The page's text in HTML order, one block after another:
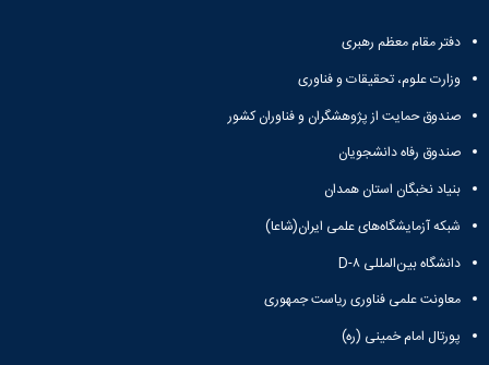
معاونت
آموزشی
معاونت
پژوهشی
تحصیلات
تکمیلی
دفتر مقام معظم رهبری
وزارت علوم، تحقیقات و فناوری
صندوق حمایت از پژوهشگران و فناوران کشور
صندوق رفاه دانشجویان
بنیاد نخبگان استان همدان
شبکه آزمایشگاه‌های علمی ایران(شاعا)
دانشگاه بین‌المللی D-۸
معاونت علمی فناوری ریاست جمهوری
پورتال امام خمینی (ره)